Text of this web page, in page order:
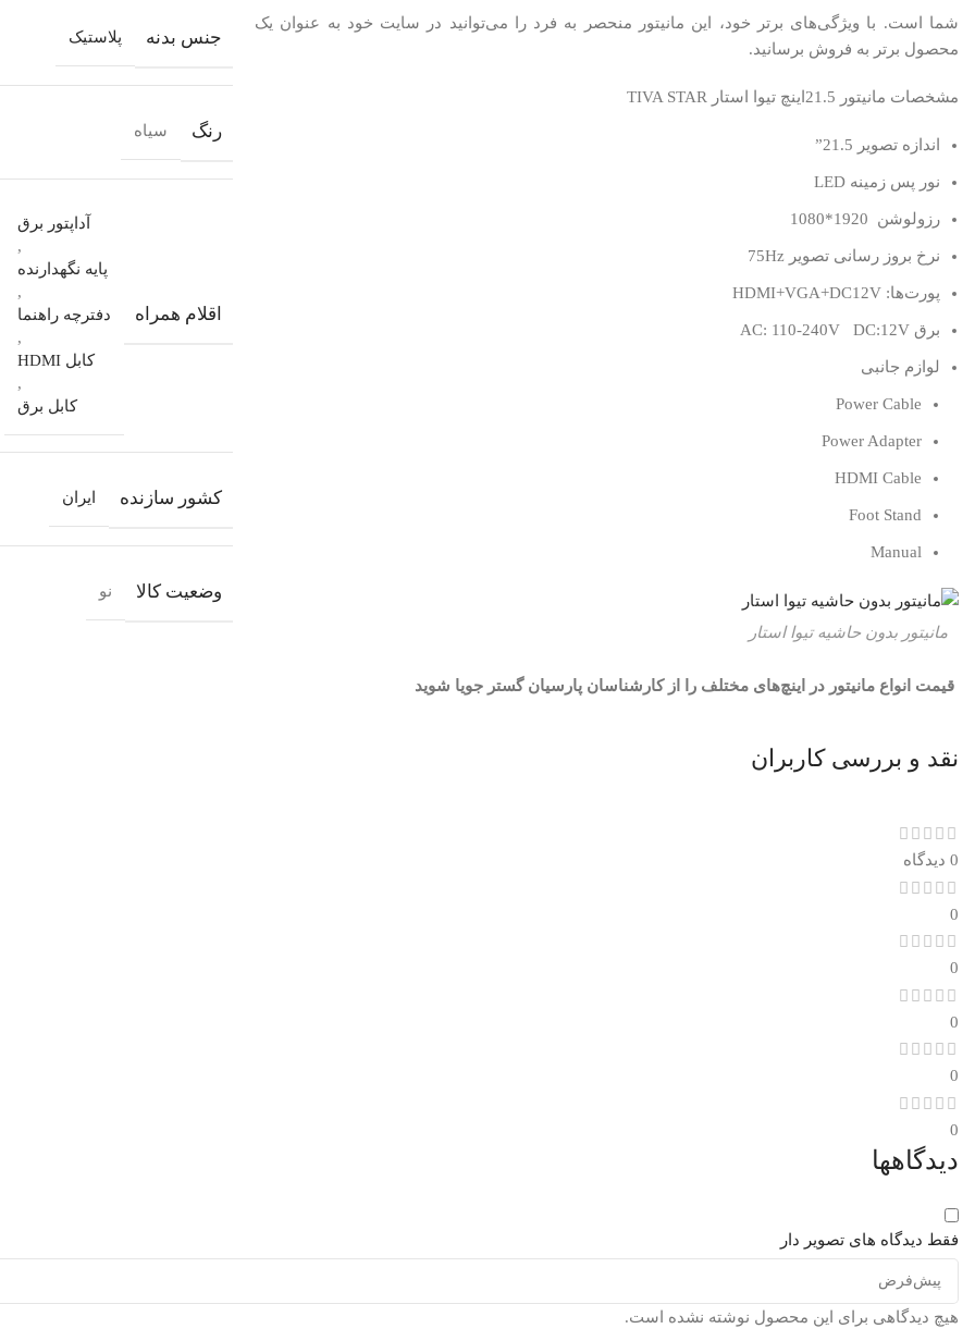
شما است. با ویژگی‌های برتر خود، این مانیتور منحصر به فرد را می‌توانید در سایت خود به عنوان یک
محصول برتر به فروش برسانید.
مشخصات مانیتور 21.5اینچ تیوا استار TIVA STAR
اندازه تصویر 21.5”
نور پس زمینه LED
رزولوشن 1920*1080
نرخ بروز رسانی تصویر 75Hz
پورت‌ها: HDMI+VGA+DC12V
برق AC: 110-240V DC:12V
لوازم جانبی
Power Cable
Power Adapter
HDMI Cable
Foot Stand
Manual
مانیتور بدون حاشیه تیوا استار
قیمت انواع مانیتور در اینچ‌های مختلف را از کارشناسان پارسیان گستر جویا شوید
جنس بدنه پلاستیک
رنگ سیاه
اقلام همراه
آداپتور برق
,
پایه نگهدارنده
,
دفترچه راهنما
,
کابل HDMI
,
کابل برق
کشور سازنده ایران
وضعیت کالا نو
نقد و بررسی کاربران
0 دیدگاه
0
0
0
0
0
دیدگاهها
فقط دیدگاه های تصویر دار
هیچ دیدگاهی برای این محصول نوشته نشده است.